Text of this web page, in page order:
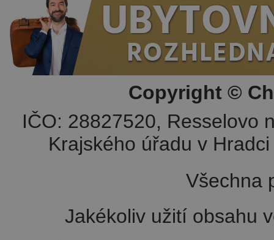
Copyright ©
IČO: 28827520, Resselovo
Krajského úřadu v
Všechna
Jakékoliv užití obsahu